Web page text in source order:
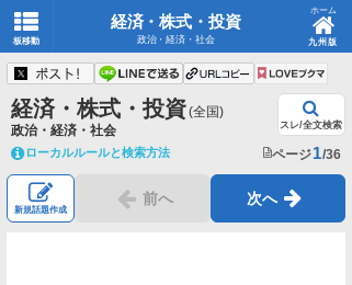
板移動
経済・株式・投資
政治・経済・社会
ホーム
九州版
経済・株式・投資(全国)
政治・経済・社会
スレ/全文検索
ローカルルールと検索方法 ページ 1/36
新規話題作成
前へ 次へ